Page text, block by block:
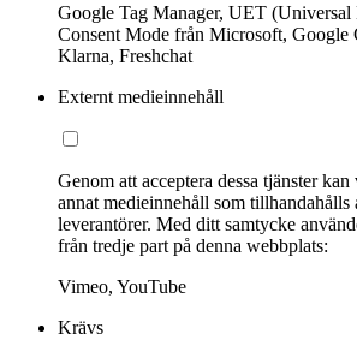
Google Tag Manager, UET
Consent Mode från Microsoft, Google
Klarna, Freshchat
Externt medieinnehåll
Genom att acceptera dessa tjänster
annat medieinnehåll som tillhandahålls
leverantörer. Med ditt samtycke
från tredje part på denna webbplats:
Vimeo, YouTube
Krävs